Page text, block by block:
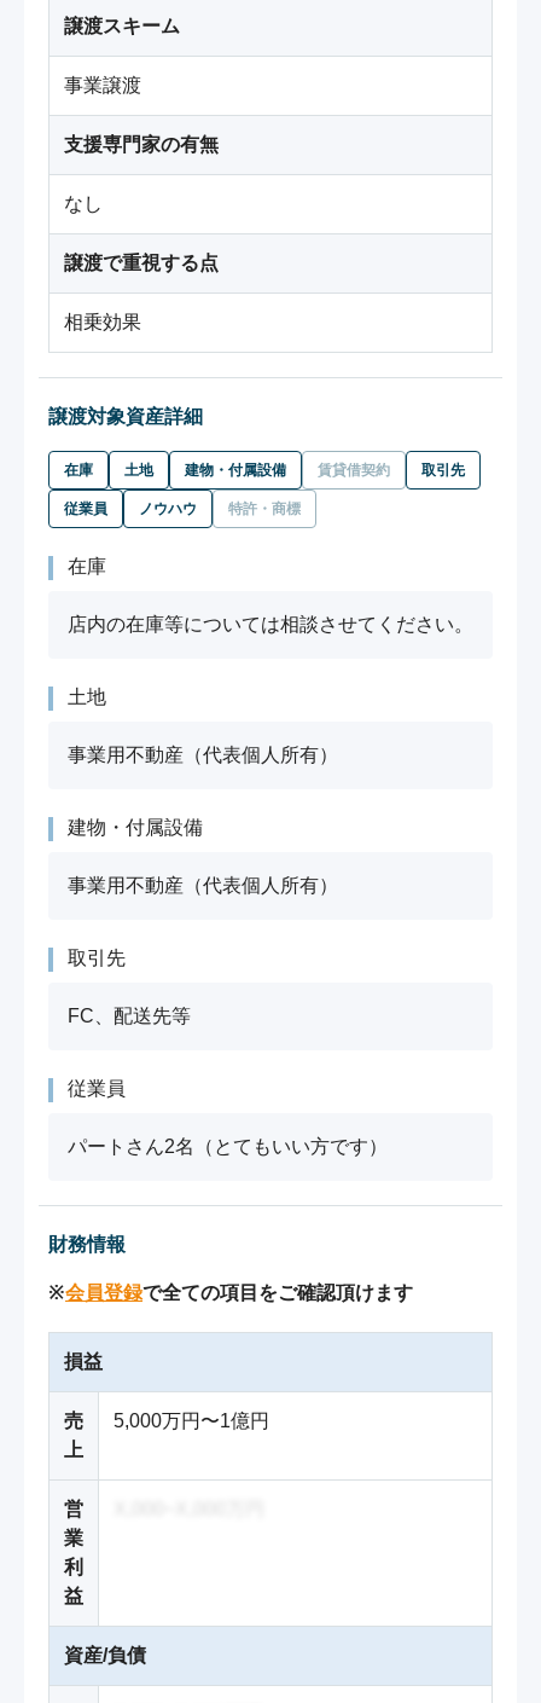
譲渡スキーム
事業譲渡
支援専門家の有無
なし
譲渡で重視する点
相乗効果
譲渡対象資産詳細
在庫 土地 建物・付属設備 賃貸借契約 取引先
従業員 ノウハウ 特許・商標
在庫
店内の在庫等については相談させてください。
土地
事業用不動産（代表個人所有）
建物・付属設備
事業用不動産（代表個人所有）
取引先
FC、配送先等
従業員
パートさん2名（とてもいい方です）
財務情報
※会員登録で全ての項目をご確認頂けます
損益
売
上
5,000万円〜1億円
営
業
利
益
資産/負債